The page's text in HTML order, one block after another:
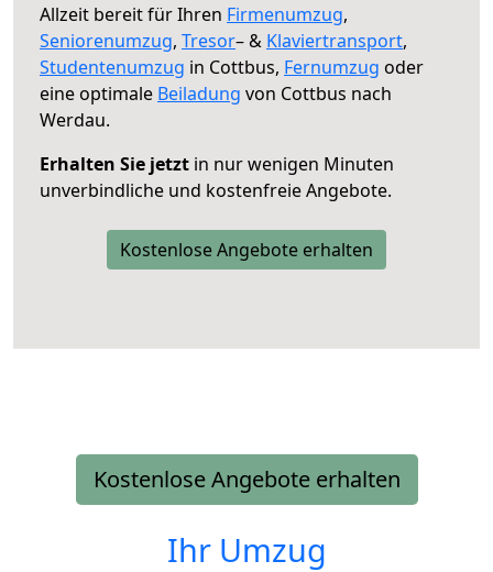
Allzeit bereit für Ihren Firmenumzug,
Seniorenumzug, Tresor– & Klaviertransport,
Studentenumzug in Cottbus, Fernumzug oder
eine optimale Beiladung von Cottbus nach
Werdau.
Erhalten Sie jetzt in nur wenigen Minuten
unverbindliche und kostenfreie Angebote.
Kostenlose Angebote erhalten
Kostenlose Angebote erhalten
Ihr Umzug